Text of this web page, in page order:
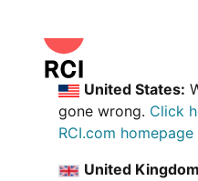
United States:
gone wrong. Click
RCI.com homepage
United